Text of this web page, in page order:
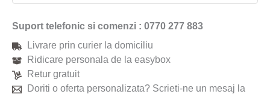
Suport telefonic si comenzi : 0770 277 883
Livrare prin curier la domiciliu
Ridicare personala de la easybox
Retur gratuit
Doriti o oferta personalizata? Scrieti-ne un mesaj la